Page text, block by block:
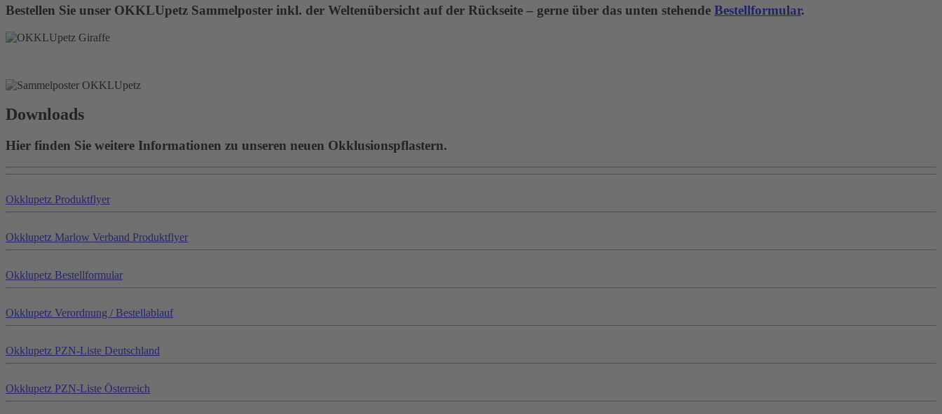
Bestellen Sie unser OKKLUpetz Sammelposter inkl. der Weltenübersicht auf der Rückseite – gerne über das unten stehende Bestellformular.
Downloads
Hier finden Sie weitere Informationen zu unseren neuen Okklusionspflastern.
Okklupetz Produktflyer
Okklupetz Marlow Verband Produktflyer
Okklupetz Bestellformular
Okklupetz Verordnung / Bestellablauf
Okklupetz PZN-Liste Deutschland
Okklupetz PZN-Liste Österreich